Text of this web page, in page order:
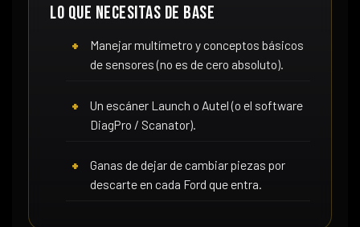
Lo que necesitas de base
Manejar multímetro y conceptos básicos
de sensores (no es de cero absoluto).
Un escáner Launch o Autel (o el software
DiagPro / Scanator).
Ganas de dejar de cambiar piezas por
descarte en cada Ford que entra.